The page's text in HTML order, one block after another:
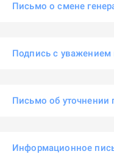
Письмо о смене
Подпись с уважением
Письмо об уточнении
Информационное